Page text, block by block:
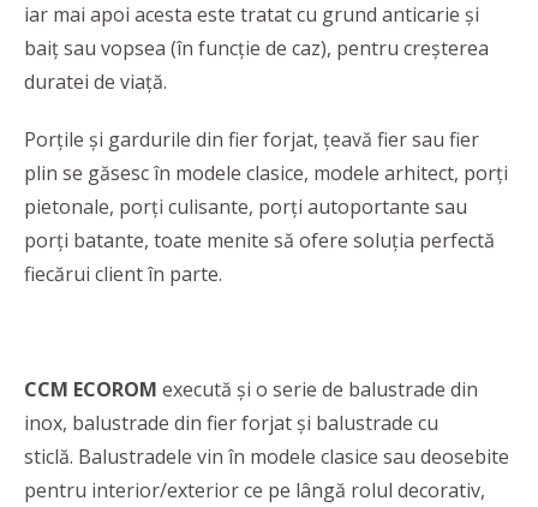
iar mai apoi acesta este tratat cu grund anticarie și
baiț sau vopsea (în funcție de caz), pentru creșterea
duratei de viață.
Porțile și gardurile din fier forjat, țeavă fier sau fier
plin se găsesc în modele clasice, modele arhitect, porți
pietonale, porți culisante, porți autoportante sau
porți batante, toate menite să ofere soluția perfectă
fiecărui client în parte.
CCM ECOROM execută și o serie de balustrade din
inox, balustrade din fier forjat și balustrade cu
sticlă. Balustradele vin în modele clasice sau deosebite
pentru interior/exterior ce pe lângă rolul decorativ,